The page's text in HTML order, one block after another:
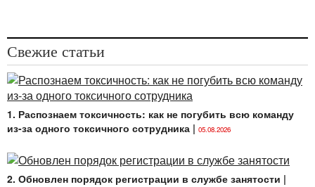
Свежие статьи
1. Распознаем токсичность: как не погубить всю команду
из-за одного токсичного сотрудника | 05.08.2026
2. Обновлен порядок регистрации в службе занятости |